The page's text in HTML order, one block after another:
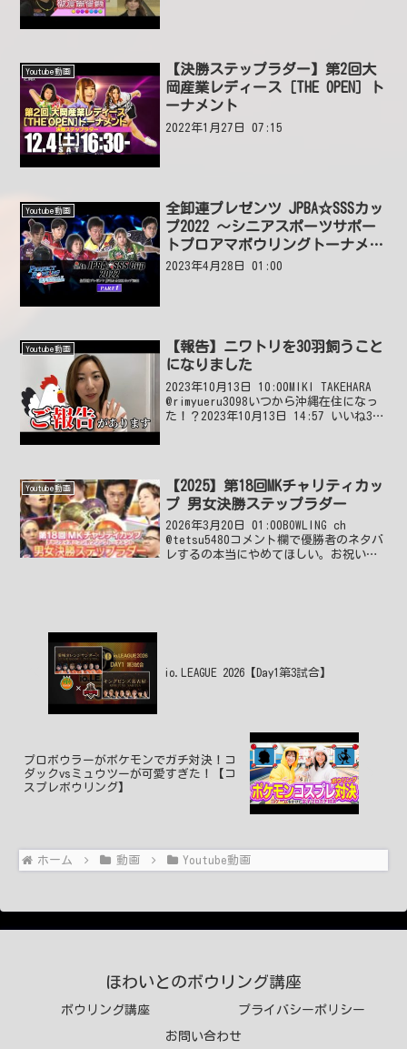
Youtube動画
【決勝ステップラダー】第2回大
岡産業レディース［THE OPEN］ト
ーナメント
2022年1月27日 07:15
Youtube動画
全卸連プレゼンツ JPBA☆SSSカッ
プ2022 ～シニアスポーツサポー
トプロアマボウリングトーナメン
ト～PART1
2023年4月28日 01:00
Youtube動画
【報告】ニワトリを30羽飼うこと
になりました
2023年10月13日 10:00MIKI TAKEHARA
@rimyueru3098いつから沖縄在住になっ
た！？2023年10月13日 14:57 いいね3件
Youtube動画
【2025】第18回MKチャリティカッ
プ 男女決勝ステップラダー
2026年3月20日 01:00BOWLING ch
@tetsu5480コメント欄で優勝者のネタバ
レするの本当にやめてほしい。お祝いし
io.LEAGUE 2026【Day1第3試合】
プロボウラーがポケモンでガチ対決！コ
ダックvsミュウツーが可愛すぎた！【コ
スプレボウリング】
ホーム 動画 Youtube動画
ほわいとのボウリング講座
ボウリング講座 プライバシーポリシー
お問い合わせ